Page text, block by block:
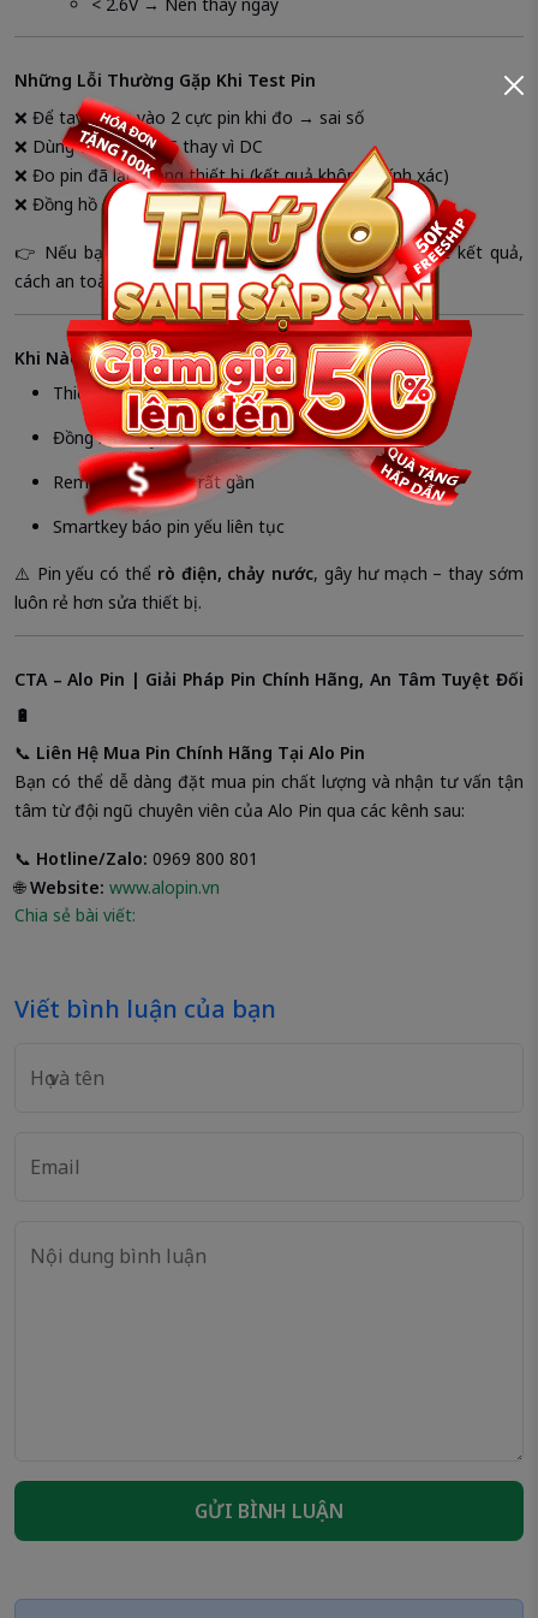
Những Lỗi Thường Gặp Khi Test Pin
❌ Để tay chạm vào 2 cực pin khi đo → sai số
❌ Dùng thang đo AC thay vì DC
❌ Đo pin đã lắp trong thiết bị (kết quả không chính xác)
❌ Đồng hồ đo pin kém chất lượng, lệch số
👉 Nếu bạn không có đồng hồ đo
hoặc không chắc kết quả,
cách an toàn nhất vẫn làthay pin chính hãng.
Khi Nào Nên Thay Pin Ngay Dù Điện Áp Còn?
Thiết bị hoạt động chập chờn
Đồng hồ chạy chậm/đứng
Remote phải bấm rất gần
Smartkey báo pin yếu liên tục
⚠️ Pin yếu có thể rò điện, chảy nước, gây hư mạch – thay sớm
luôn rẻ hơn sửa thiết bị.
CTA – Alo Pin | Giải Pháp Pin Chính Hãng, An Tâm Tuyệt Đối
🔋
📞 Liên Hệ Mua Pin Chính Hãng Tại Alo Pin
Bạn có thể dễ dàng đặt mua pin chất lượng và nhận tư vấn tận
tâm từ đội ngũ chuyên viên của Alo Pin qua các kênh sau:
📞 Hotline/Zalo: 0969 800 801
🌐Website: www.alopin.vn
Chia sẻ bài viết:
Viết bình luận của bạn
Họ và tên
Email
Nội dung bình luận
GỬI BÌNH LUẬN